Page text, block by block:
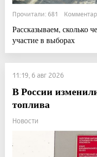
Прочитали: 681
Рассказываем, сколько
участие в выборах
11:19, 6 авг 2026
В России
топлива
Новости